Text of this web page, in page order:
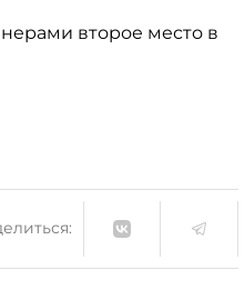
второе место в